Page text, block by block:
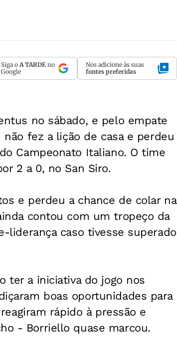
Siga o A TARDE no
Google
Nos adicione às suas
fontes preferidas
no sábado, e pelo empate
fez a lição de casa e perdeu
Campeonato Italiano. O time
2 a 0, no San Siro.
e perdeu a chance de colar na
contou com um tropeço da
liderança caso tivesse superado
ter a iniciativa do jogo nos
boas oportunidades para
rápido à pressão e
- Borriello quase marcou.